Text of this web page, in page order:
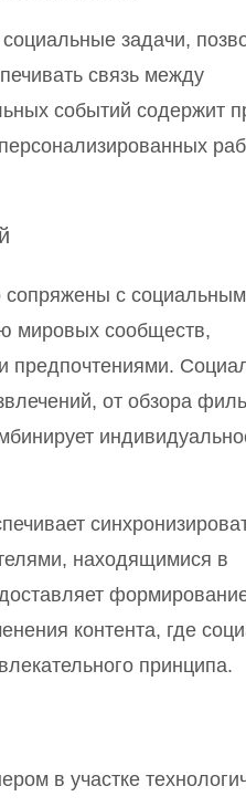
задачи,
связь между
событий содержит
с социальным
мировых сообществ,
предпочтениями.
от обзора
находящимися в
контента, где
принципа.
в участке